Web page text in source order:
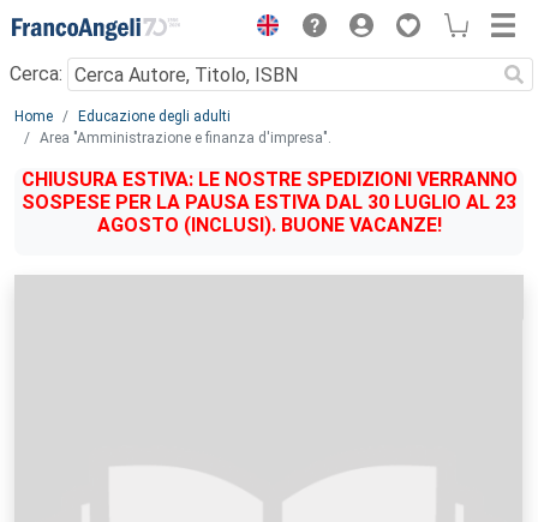
Menu
Cerca:
Main content
Home
Educazione degli adulti
Area "Amministrazione e finanza d'impresa".
CHIUSURA ESTIVA: LE NOSTRE SPEDIZIONI VERRANNO
SOSPESE PER LA PAUSA ESTIVA DAL 30 LUGLIO AL 23
AGOSTO (INCLUSI). BUONE VACANZE!